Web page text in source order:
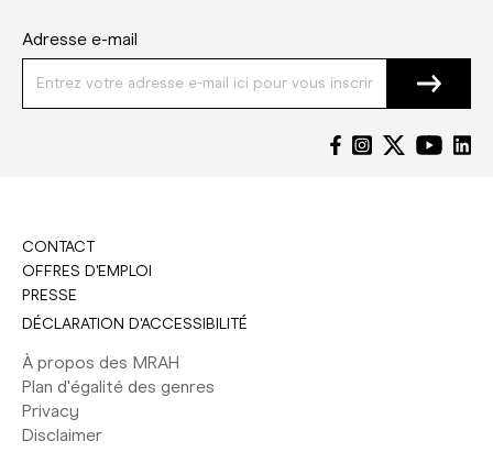
Adresse e-mail
CONTACT
OFFRES D'EMPLOI
PRESSE
DÉCLARATION D'ACCESSIBILITÉ
À propos des MRAH
Plan d'égalité des genres
Privacy
Disclaimer